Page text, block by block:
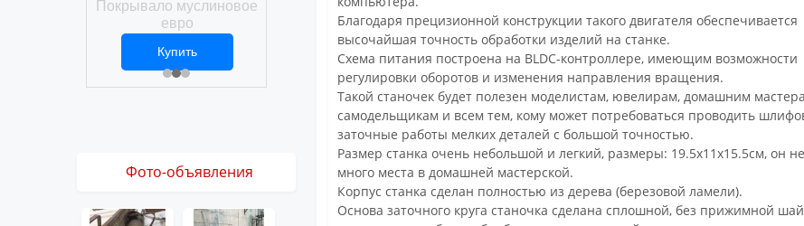
Благодаря прецизионной конструкции такого двигателя обеспечивается
высочайшая точность обработки изделий на станке.
Схема питания построена на BLDC-контроллере, имеющим возможности
регулировки оборотов и изменения направления вращения.
Такой станочек будет полезен моделистам, ювелирам, домашним
самодельщикам и всем тем, кому может потребоваться проводить
заточные работы мелких деталей с большой точностью.
Размер станка очень небольшой и легкий, размеры: 19.5х11х15.5см, он
много места в домашней мастерской.
Корпус станка сделан полностью из дерева (березовой ламели).
Основа заточного круга станочка сделана сплошной, без прижимной
Покрывало муслиновое
евро
2 469 ₽
Купить
Покрывало вафельное
3 061 ₽
Купить
Фото-объявления